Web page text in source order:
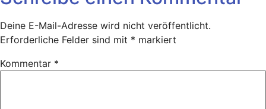
Deine E-Mail-Adresse wird nicht veröffentlicht.
Erforderliche Felder sind mit * markiert
Kommentar *